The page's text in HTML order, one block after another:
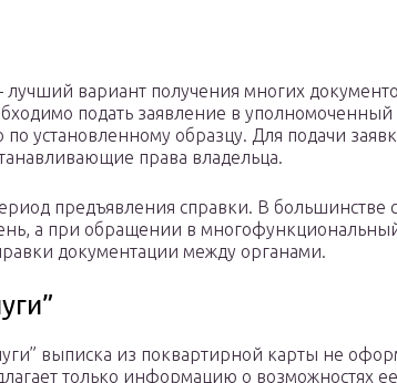
вариант получения многих
подать заявление в уполномоченный
по установленному образцу. Для подачи
права владельца.
предъявления справки. В большинстве
а при обращении в
документации между органами.
выписка из поквартирной карты не
только информацию о возможностях